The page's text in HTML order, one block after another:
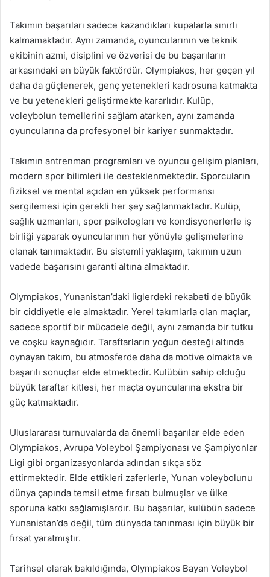
Takımın başarıları sadece kazandıkları kupalarla sınırlı
kalmamaktadır. Aynı zamanda, oyuncularının ve teknik
ekibinin azmi, disiplini ve özverisi de bu başarıların
arkasındaki en büyük faktördür. Olympiakos, her geçen yıl
daha da güçlenerek, genç yetenekleri kadrosuna katmakta
ve bu yetenekleri geliştirmekte kararlıdır. Kulüp,
voleybolun temellerini sağlam atarken, aynı zamanda
oyuncularına da profesyonel bir kariyer sunmaktadır.
Takımın antrenman programları ve oyuncu gelişim planları,
modern spor bilimleri ile desteklenmektedir. Sporcuların
fiziksel ve mental açıdan en yüksek performansı
sergilemesi için gerekli her şey sağlanmaktadır. Kulüp,
sağlık uzmanları, spor psikologları ve kondisyonerlerle iş
birliği yaparak oyuncularının her yönüyle gelişmelerine
olanak tanımaktadır. Bu sistemli yaklaşım, takımın uzun
vadede başarısını garanti altına almaktadır.
Olympiakos, Yunanistan’daki liglerdeki rekabeti de büyük
bir ciddiyetle ele almaktadır. Yerel takımlarla olan maçlar,
sadece sportif bir mücadele değil, aynı zamanda bir tutku
ve coşku kaynağıdır. Taraftarların yoğun desteği altında
oynayan takım, bu atmosferde daha da motive olmakta ve
başarılı sonuçlar elde etmektedir. Kulübün sahip olduğu
büyük taraftar kitlesi, her maçta oyuncularına ekstra bir
güç katmaktadır.
Uluslararası turnuvalarda da önemli başarılar elde eden
Olympiakos, Avrupa Voleybol Şampiyonası ve Şampiyonlar
Ligi gibi organizasyonlarda adından sıkça söz
ettirmektedir. Elde ettikleri zaferlerle, Yunan voleybolunu
dünya çapında temsil etme fırsatı bulmuşlar ve ülke
sporuna katkı sağlamışlardır. Bu başarılar, kulübün sadece
Yunanistan’da değil, tüm dünyada tanınması için büyük bir
fırsat yaratmıştır.
Tarihsel olarak bakıldığında, Olympiakos Bayan Voleybol